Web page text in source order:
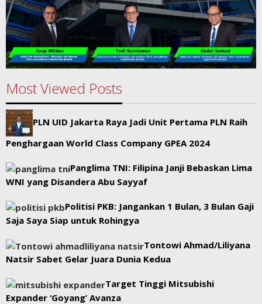
Most Viewed Posts
PLN UID Jakarta Raya Jadi Unit Pertama PLN Raih
Penghargaan World Class Company GPEA 2024
Panglima TNI: Filipina Janji Bebaskan Lima
WNI yang Disandera Abu Sayyaf
Politisi PKB: Jangankan 1 Bulan, 3 Bulan Gaji
Saja Saya Siap untuk Rohingya
Tontowi Ahmad/Liliyana
Natsir Sabet Gelar Juara Dunia Kedua
Target Tinggi Mitsubishi
Expander ‘Goyang’ Avanza